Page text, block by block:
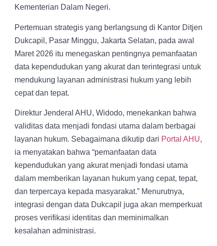
Kementerian Dalam Negeri.
Pertemuan strategis yang berlangsung di Kantor Ditjen
Dukcapil, Pasar Minggu, Jakarta Selatan, pada awal
Maret 2026 itu menegaskan pentingnya pemanfaatan
data kependudukan yang akurat dan terintegrasi untuk
mendukung layanan administrasi hukum yang lebih
cepat dan tepat.
Direktur Jenderal AHU, Widodo, menekankan bahwa
validitas data menjadi fondasi utama dalam berbagai
layanan hukum. Sebagaimana dikutip dari Portal AHU,
ia menyatakan bahwa “pemanfaatan data
kependudukan yang akurat menjadi fondasi utama
dalam memberikan layanan hukum yang cepat, tepat,
dan terpercaya kepada masyarakat.” Menurutnya,
integrasi dengan data Dukcapil juga akan memperkuat
proses verifikasi identitas dan meminimalkan
kesalahan administrasi.